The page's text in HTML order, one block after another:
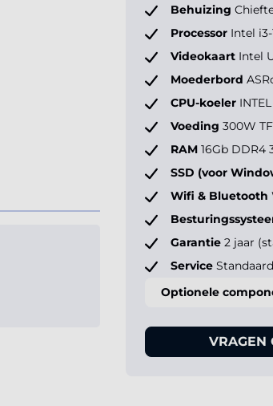
Behuizing
Processor
Videokaart Intel
Moederbord
CPU-koeler
Voeding 300W
RAM 16Gb DDR4
SSD (voor
Wifi & Bluetooth
Garantie 2 jaar
Service
Optionele
VRAGEN